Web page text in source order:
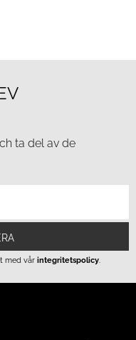
ta del av de
med vår integritetspolicy.